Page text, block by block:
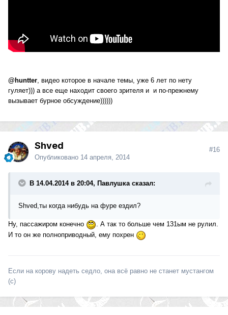
@huntter, видео которое в начале темы, уже 6 лет по нету
гуляет))) а все еще находит своего зрителя и и по-прежнему
вызывает бурное обсуждение))))))
Shved
Опубликовано 14 апреля, 2014
#16
В 14.04.2014 в 20:04, Павлушка сказал:
Shved,ты когда нибудь на фуре ездил?
Ну, пассажиром конечно
. А так то больше чем 131ым не рулил.
И то он же полноприводный, ему похрен
Если на корову надеть седло, она всё равно не станет мустангом
(с)